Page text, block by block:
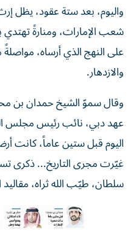
واليوم، بعد ستة عقود، يظل
شعب الإمارات، ومنارةً تهتدي
على النهج الذي أرساه،
والازدهار.
وقال سموّ الشيخ حمدان بن
عهد دبي، نائب رئيس مجلس
اليوم قبل ستين عاماً، كانت
غيّرت مجرى التاريخ... ذكرى
سلطان، طيّب الله ثراه،